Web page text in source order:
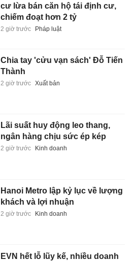
cư lừa bán căn hộ tái định cư,
chiếm đoạt hơn 2 tỷ
2 giờ trước Pháp luật
Chia tay 'cửu vạn sách' Đỗ Tiến
Thành
2 giờ trước Xuất bản
Lãi suất huy động leo thang,
ngân hàng chịu sức ép kép
2 giờ trước Kinh doanh
Hanoi Metro lập kỷ lục về lượng
khách và lợi nhuận
2 giờ trước Kinh doanh
EVN hết lỗ lũy kế, nhiều doanh